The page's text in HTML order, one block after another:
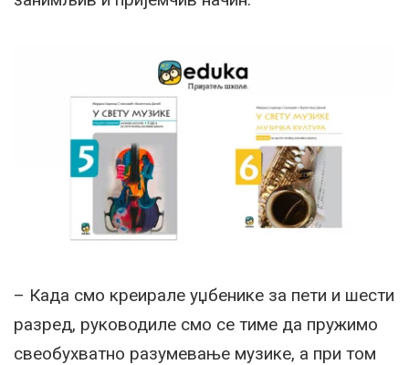
– Када смо креирале уџбенике за пети и шести
разред, руководиле смо се тиме да пружимо
свеобухватно разумевање музике, а при том